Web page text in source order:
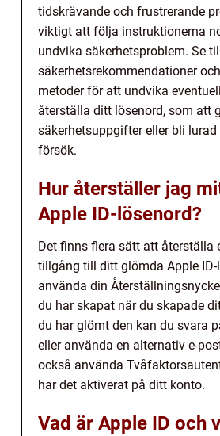
tidskrävande och frustrerande
viktigt att följa instruktionerna
undvika säkerhetsproblem. Se
säkerhetsrekommendationer
metoder för att undvika
återställa ditt lösenord, som att
säkerhetsuppgifter eller bli
försök.
Hur återställer jag
Apple ID-lösenord?
Det finns flera sätt att återställa
tillgång till ditt glömda Apple ID-
använda din
du har skapat när du skapade
du har glömt den kan du svara
eller använda en alternativ e-
också använda
har det aktiverat på ditt konto.
Vad är Apple ID och